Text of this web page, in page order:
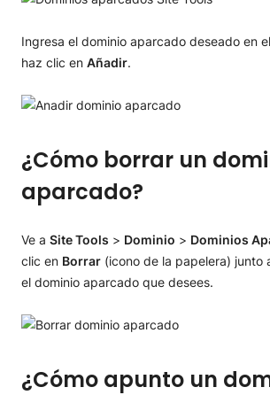
Ingresa el dominio aparcado deseado en
haz clic en Añadir.
¿Cómo borrar un
aparcado?
Ve a Site Tools > Dominio > Dominios
clic en Borrar (icono de la papelera) junto
el dominio aparcado que desees.
¿Cómo apunto un